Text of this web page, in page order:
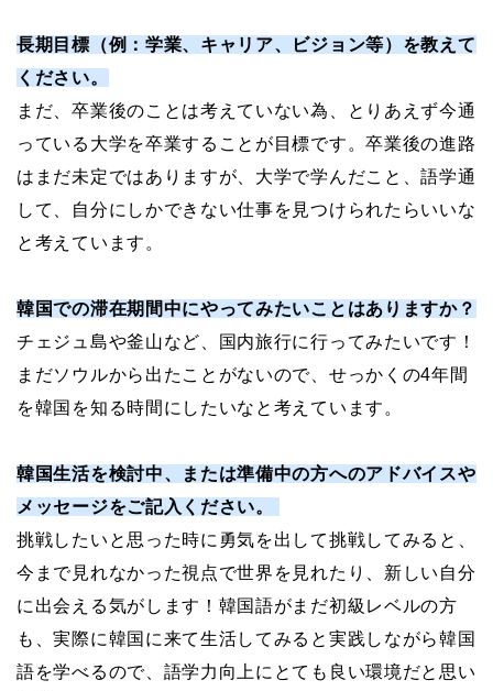
長期目標（例：学業、キャリア、ビジョン等）を教えて
ください。
まだ、卒業後のことは考えていない為、とりあえず今通
っている大学を卒業することが目標です。卒業後の進路
はまだ未定ではありますが、大学で学んだこと、語学通
して、自分にしかできない仕事を見つけられたらいいな
と考えています。
韓国での滞在期間中にやってみたいことはありますか？
チェジュ島や釜山など、国内旅行に行ってみたいです！
まだソウルから出たことがないので、せっかくの4年間
を韓国を知る時間にしたいなと考えています。
韓国生活を検討中、または準備中の方へのアドバイスや
メッセージをご記入ください。
挑戦したいと思った時に勇気を出して挑戦してみると、
今まで見れなかった視点で世界を見れたり、新しい自分
に出会える気がします！韓国語がまだ初級レベルの方
も、実際に韓国に来て生活してみると実践しながら韓国
語を学べるので、語学力向上にとても良い環境だと思い